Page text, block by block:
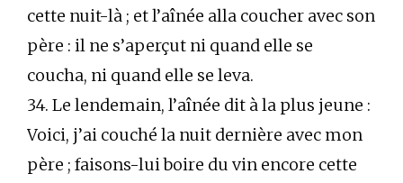
cette nuit-là ; et l’aînée alla coucher avec son
père : il ne s’aperçut ni quand elle se
coucha, ni quand elle se leva.
34. Le lendemain, l’aînée dit à la plus jeune :
Voici, j’ai couché la nuit dernière avec mon
père ; faisons-lui boire du vin encore cette